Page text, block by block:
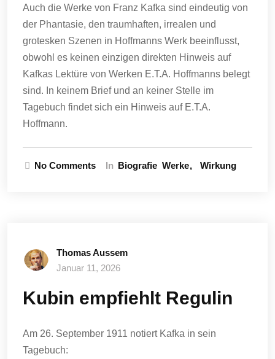
Auch die Werke von Franz Kafka sind eindeutig von
der Phantasie, den traumhaften, irrealen und
grotesken Szenen in Hoffmanns Werk beeinflusst,
obwohl es keinen einzigen direkten Hinweis auf
Kafkas Lektüre von Werken E.T.A. Hoffmanns belegt
sind. In keinem Brief und an keiner Stelle im
Tagebuch findet sich ein Hinweis auf E.T.A.
Hoffmann.
No Comments In Biografie Werke Wirkung
Thomas Aussem
Januar 11, 2026
Kubin empfiehlt Regulin
Am 26. September 1911 notiert Kafka in sein
Tagebuch: